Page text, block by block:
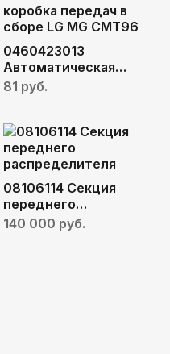
0460423013
Автоматическая
коробка передач в
81 руб.
08106114 Секция
переднего
распределителя
140 000 руб.